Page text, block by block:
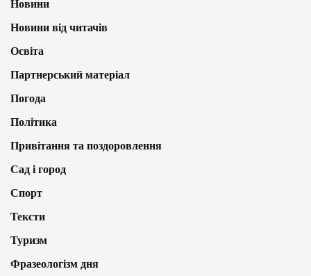
Новини
Новини від читачів
Освіта
Партнерський матеріал
Погода
Політика
Привітання та поздоровлення
Сад і город
Спорт
Тексти
Туризм
Фразеологізм дня